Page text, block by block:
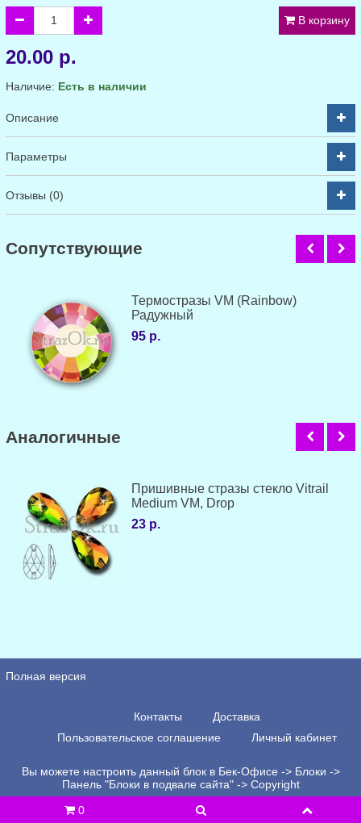
В корзину
20.00 р.
Наличие: Есть в наличии
Описание
Параметры
Отзывы (0)
Cопутствующие
Термостразы VM (Rainbow)
Радужный
95 р.
Аналогичные
Пришивные стразы стекло Vitrail
Medium VM, Drop
23 р.
Полная версия
Контакты
Доставка
Пользовательское соглашение
Личный кабинет
Вы можете настроить данный блок в Бек-Офисе -> Блоки ->
Панель "Блоки в подвале сайта" -> Copyright
0